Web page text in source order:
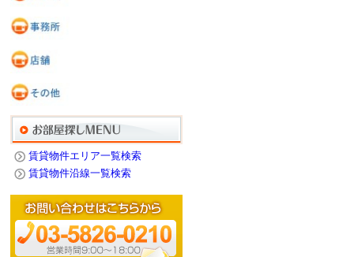
賃貸物件エリア一覧検索
賃貸物件沿線一覧検索